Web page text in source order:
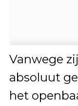
Vanwege
absoluut
het